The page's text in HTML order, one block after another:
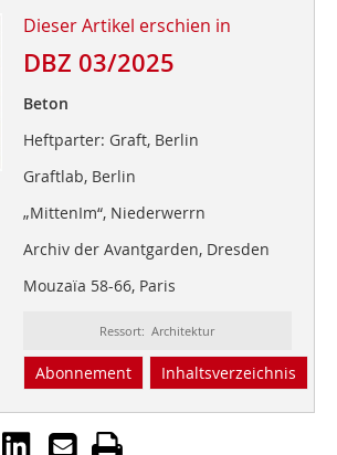
Dieser Artikel erschien in
DBZ 03/2025
Beton
Heftparter: Graft, Berlin
Graftlab, Berlin
„MittenIm“, Niederwerrn
Archiv der Avantgarden, Dresden
Mouzaïa 58-66, Paris
Ressort: Architektur
Abonnement Inhaltsverzeichnis